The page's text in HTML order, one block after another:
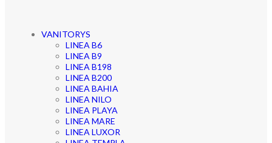
VANITORYS
LINEA B6
LINEA B9
LINEA B198
LINEA B200
LINEA BAHIA
LINEA NILO
LINEA PLAYA
LINEA MARE
LINEA LUXOR